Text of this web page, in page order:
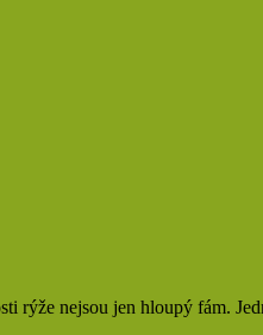
rýže nejsou jen hloupý fám.